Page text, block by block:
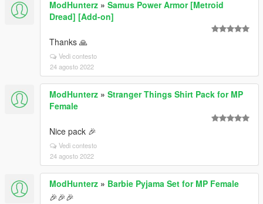
ModHunterz » Samus Power Armor [Metroid
Dread] [Add-on]
Thanks 🙏
Vedi contesto
24 agosto 2022
ModHunterz » Stranger Things Shirt Pack for MP
Female
Nice pack 🎉
Vedi contesto
24 agosto 2022
ModHunterz » Barbie Pyjama Set for MP Female
🎉🎉🎉